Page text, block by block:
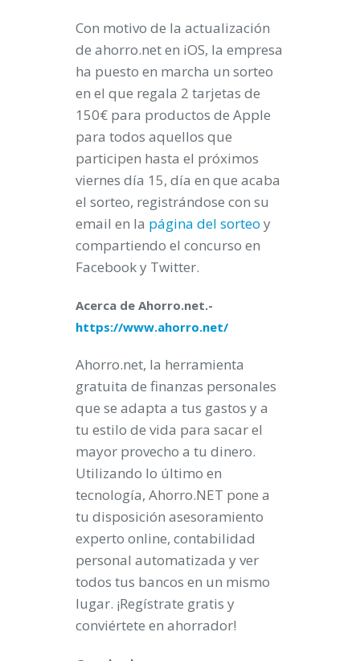
Con motivo de la actualización
de ahorro.net en iOS, la empresa
ha puesto en marcha un sorteo
en el que regala 2 tarjetas de
150€ para productos de Apple
para todos aquellos que
participen hasta el próximos
viernes día 15, día en que acaba
el sorteo, registrándose con su
email en la página del sorteo y
compartiendo el concurso en
Facebook y Twitter.
Acerca de Ahorro.net.-
https://www.ahorro.net/
Ahorro.net, la herramienta
gratuita de finanzas personales
que se adapta a tus gastos y a
tu estilo de vida para sacar el
mayor provecho a tu dinero.
Utilizando lo último en
tecnología, Ahorro.NET pone a
tu disposición asesoramiento
experto online, contabilidad
personal automatizada y ver
todos tus bancos en un mismo
lugar. ¡Regístrate gratis y
conviértete en ahorrador!